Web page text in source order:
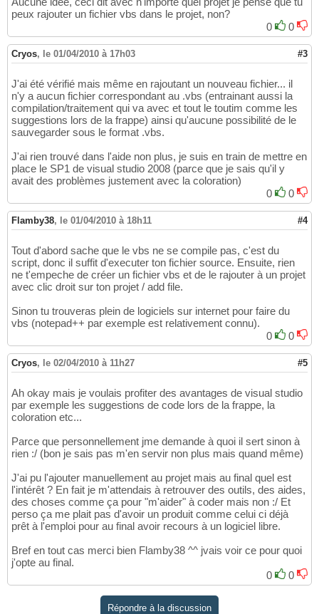
peux rajouter un fichier vbs dans le projet, non?
0
0
Cryos, le 01/04/2010 à 17h03 #3
J'ai été vérifié mais même en rajoutant un nouveau fichier... il
n'y a aucun fichier correspondant au .vbs (entrainant aussi la
compilation/traitement qui va avec et tout le toutim comme les
suggestions lors de la frappe) ainsi qu'aucune possibilité de le
sauvegarder sous le format .vbs.
J'ai rien trouvé dans l'aide non plus, je suis en train de mettre en
place le SP1 de visual studio 2008 (parce que je sais qu'il y
avait des problèmes justement avec la coloration)
0
0
Flamby38, le 01/04/2010 à 18h11 #4
Tout d'abord sache que le vbs ne se compile pas, c'est du
script, donc il suffit d'executer ton fichier source. Ensuite, rien
ne t'empeche de créer un fichier vbs et de le rajouter à un projet
avec clic droit sur ton projet / add file.
Sinon tu trouveras plein de logiciels sur internet pour faire du
vbs (notepad++ par exemple est relativement connu).
0
0
Cryos, le 02/04/2010 à 11h27 #5
Ah okay mais je voulais profiter des avantages de visual studio
par exemple les suggestions de code lors de la frappe, la
coloration etc...
Parce que personnellement jme demande à quoi il sert sinon à
rien :/ (bon je sais pas m'en servir non plus mais quand même)
J'ai pu l'ajouter manuellement au projet mais au final quel est
l'intérêt ? En fait je m'attendais à retrouver des outils, des aides,
des choses comme ça pour "m'aider" à coder mais non :/ Et
perso ça me plait pas d'avoir un produit comme celui ci déjà
prêt à l'emploi pour au final avoir recours à un logiciel libre.
Bref en tout cas merci bien Flamby38 ^^ jvais voir ce pour quoi
j'opte au final.
0
0
Répondre à la discussion